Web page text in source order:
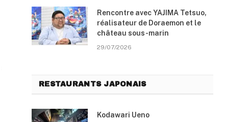
Rencontre avec YAJIMA Tetsuo,
réalisateur de Doraemon et le
château sous-marin
29/07/2026
RESTAURANTS JAPONAIS
Kodawari Ueno